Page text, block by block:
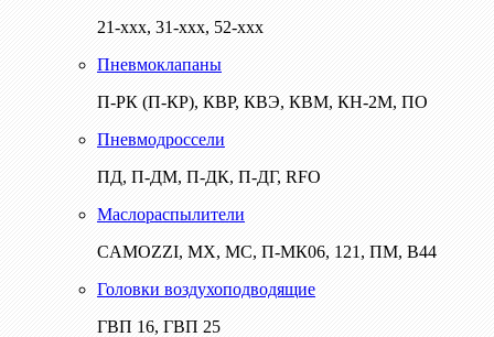
21-ххх, 31-ххх, 52-ххх
Пневмоклапаны
П-РК (П-КР), КВР, КВЭ, КВМ, КН-2М, ПО
Пневмодроссели
ПД, П-ДМ, П-ДК, П-ДГ, RFO
Маслораспылители
CAMOZZI, МХ, МС, П-МК06, 121, ПМ, В44
Головки воздухоподводящие
ГВП 16, ГВП 25